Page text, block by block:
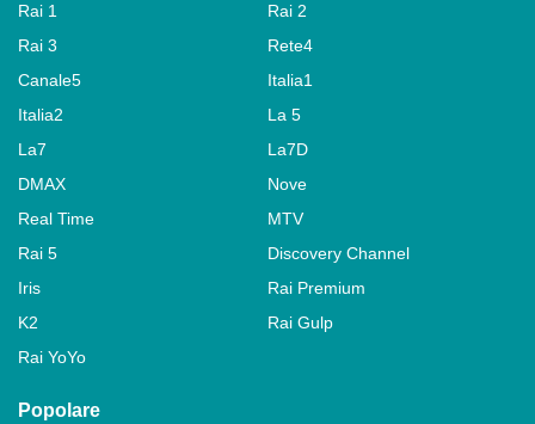
Rai 1
Rai 2
Rai 3
Rete4
Canale5
Italia1
Italia2
La 5
La7
La7D
DMAX
Nove
Real Time
MTV
Rai 5
Discovery Channel
Iris
Rai Premium
K2
Rai Gulp
Rai YoYo
Popolare